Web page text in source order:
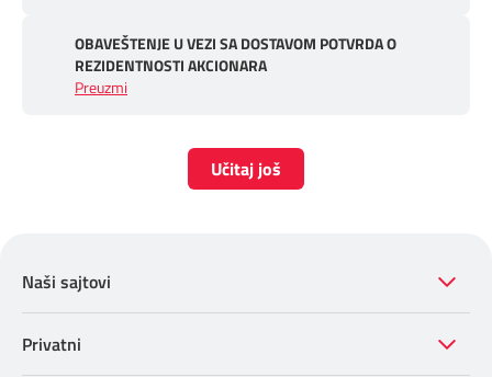
OBAVEŠTENJE U VEZI SA DOSTAVOM POTVRDA O
REZIDENTNOSTI AKCIONARA
Preuzmi
Učitaj još
Naši sajtovi
Privatni